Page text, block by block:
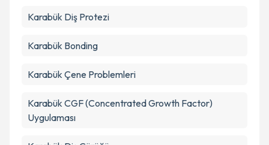
Karabük Diş Protezi
Karabük Bonding
Karabük Çene Problemleri
Karabük CGF (Concentrated Growth Factor)
Uygulaması